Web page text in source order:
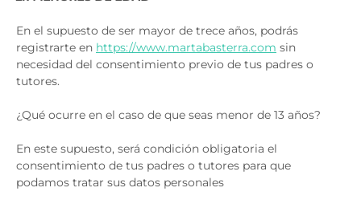
En el supuesto de ser mayor de trece años, podrás
registrarte en https://www.martabasterra.com sin
necesidad del consentimiento previo de tus padres o
tutores.
¿Qué ocurre en el caso de que seas menor de 13 años?
En este supuesto, será condición obligatoria el
consentimiento de tus padres o tutores para que
podamos tratar sus datos personales